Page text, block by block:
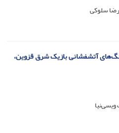
سلوکی
آتشفشانی بازیک شرق قزوین،
ویسی‌نیا